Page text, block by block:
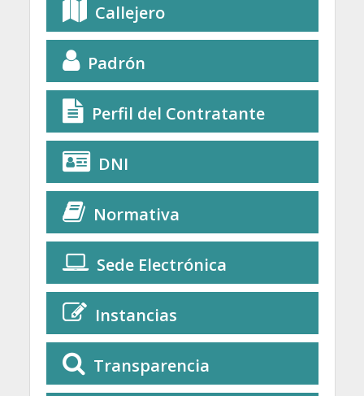
Callejero
Padrón
Perfil del Contratante
DNI
Normativa
Sede Electrónica
Instancias
Transparencia